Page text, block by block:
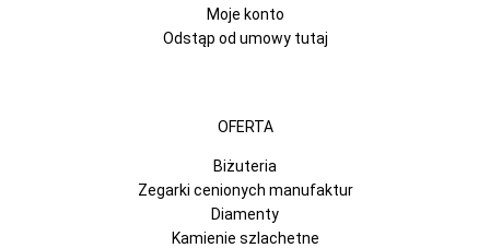
Moje konto
Odstąp od umowy tutaj
OFERTA
Biżuteria
Zegarki cenionych manufaktur
Diamenty
Kamienie szlachetne